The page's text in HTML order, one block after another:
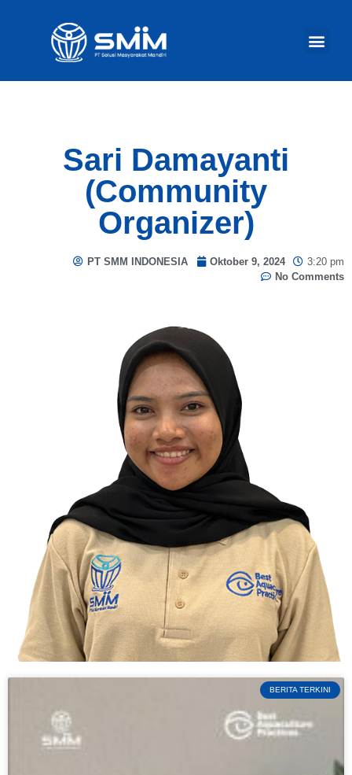
Sari Damayanti
(Community
Organizer)
PT SMM INDONESIA Oktober 9, 2024
3:20 pm
No Comments
BERITA TERKINI